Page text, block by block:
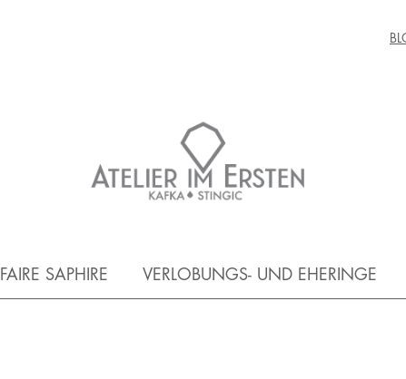
FAIRE SAPHIRE VERLOBUNGS- UND EHERINGE